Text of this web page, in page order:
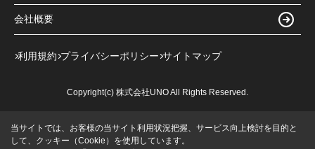
会社概要
利用規約 プライバシーポリシー サイトマップ
Copyright(c) 株式会社UNO All Rights Reserved.
当サイトでは、お客様の当サイト利用状況把握、サービス向上検討を目的と
して、クッキー（Cookie）を使用しています。